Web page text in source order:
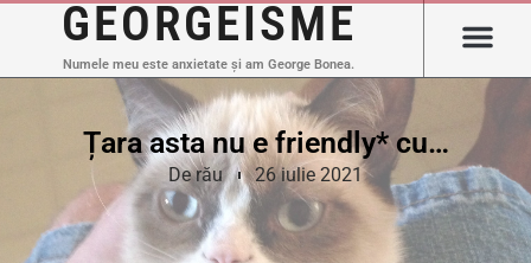
GEORGEISME
Numele meu este anxietate și am George Bonea.
Țara asta nu e friendly* cu…
De rău 26 iulie 2021